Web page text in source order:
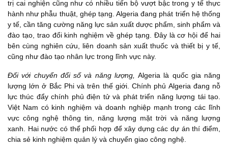
trị cai nghiện cũng như có nhiều tiến bộ vượt bậc trong y tế thực
hành như phẫu thuật, ghép tạng. Algeria đang phát triển hệ thống
y tế, cần tăng cường năng lực sản xuất dược phẩm, sinh phẩm và
đào tạo, trao đổi kinh nghiệm về ghép tạng. Đây là cơ hội để hai
bên cùng nghiên cứu, liên doanh sản xuất thuốc và thiết bị y tế,
cũng như đào tạo nhân lực trong lĩnh vực này.
Đối với chuyển đổi số và năng lượng,
Algeria là quốc gia năng
lượng lớn ở Bắc Phi và trên thế giới. Chính phủ Algeria đang nỗ
lực thúc đẩy chính phủ điện tử và phát triển năng lượng tái tạo.
Việt Nam có kinh nghiệm và doanh nghiệp mạnh trong các lĩnh
vực công nghệ thông tin, năng lượng mặt trời và năng lượng
xanh. Hai nước có thể phối hợp để xây dựng các dự án thí điểm,
chia sẻ kinh nghiệm quản lý và chuyển giao công nghệ.